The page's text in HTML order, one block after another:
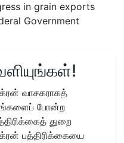
in grain exports
Government
வாசகராகத்
உங்களைப் போன்ற
துறை
பத்திரிக்கையை